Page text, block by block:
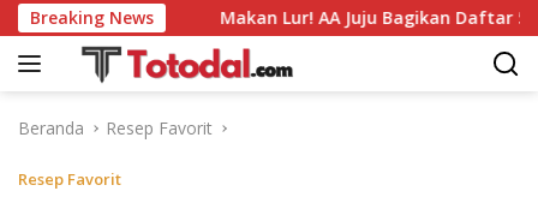
Langsung
ke
konten
Breaking News
Ini Makan Lur! AA Juju Bagikan Daftar 5 Bakso
Beranda Resep Favorit
Resep Favorit